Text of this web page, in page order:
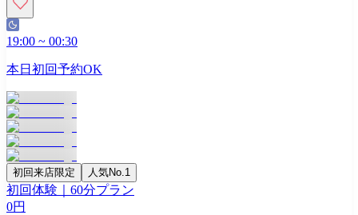
19:00 ~ 00:30
本日初回予約OK
初回来店限定 人気No.1
初回体験｜60分プラン
0円